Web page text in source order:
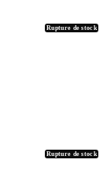
Rupture de stock
Rupture de stock